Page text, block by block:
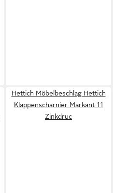
Hettich Möbelbeschlag Hettich
Klappenscharnier Markant 11
Zinkdruc